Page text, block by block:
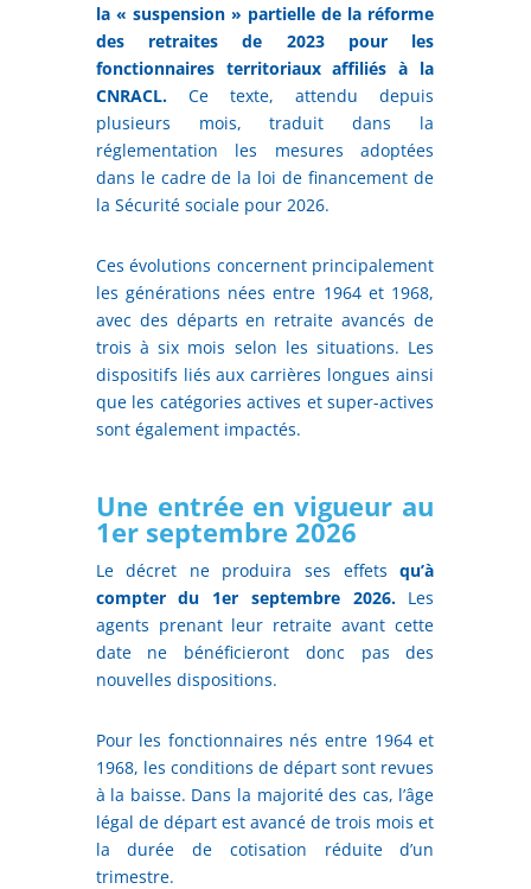
la « suspension » partielle de la réforme
des retraites de 2023 pour les
fonctionnaires territoriaux affiliés à la
CNRACL. Ce texte, attendu depuis
plusieurs mois, traduit dans la
réglementation les mesures adoptées
dans le cadre de la loi de financement de
la Sécurité sociale pour 2026.
Ces évolutions concernent principalement
les générations nées entre 1964 et 1968,
avec des départs en retraite avancés de
trois à six mois selon les situations. Les
dispositifs liés aux carrières longues ainsi
que les catégories actives et super-actives
sont également impactés.
Une entrée en vigueur au
1er septembre 2026
Le décret ne produira ses effetsqu’à
compter du 1er septembre 2026.Les
agents prenant leur retraite avant cette
date ne bénéficieront donc pas des
nouvelles dispositions.
Pour les fonctionnaires nés entre 1964 et
1968, les conditions de départ sont revues
à la baisse. Dans la majorité des cas, l’âge
légal de départ est avancé de trois mois et
la durée de cotisation réduite d’un
trimestre.